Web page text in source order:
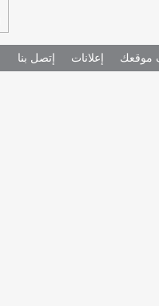
موقعك إعلانات إتصل بنا